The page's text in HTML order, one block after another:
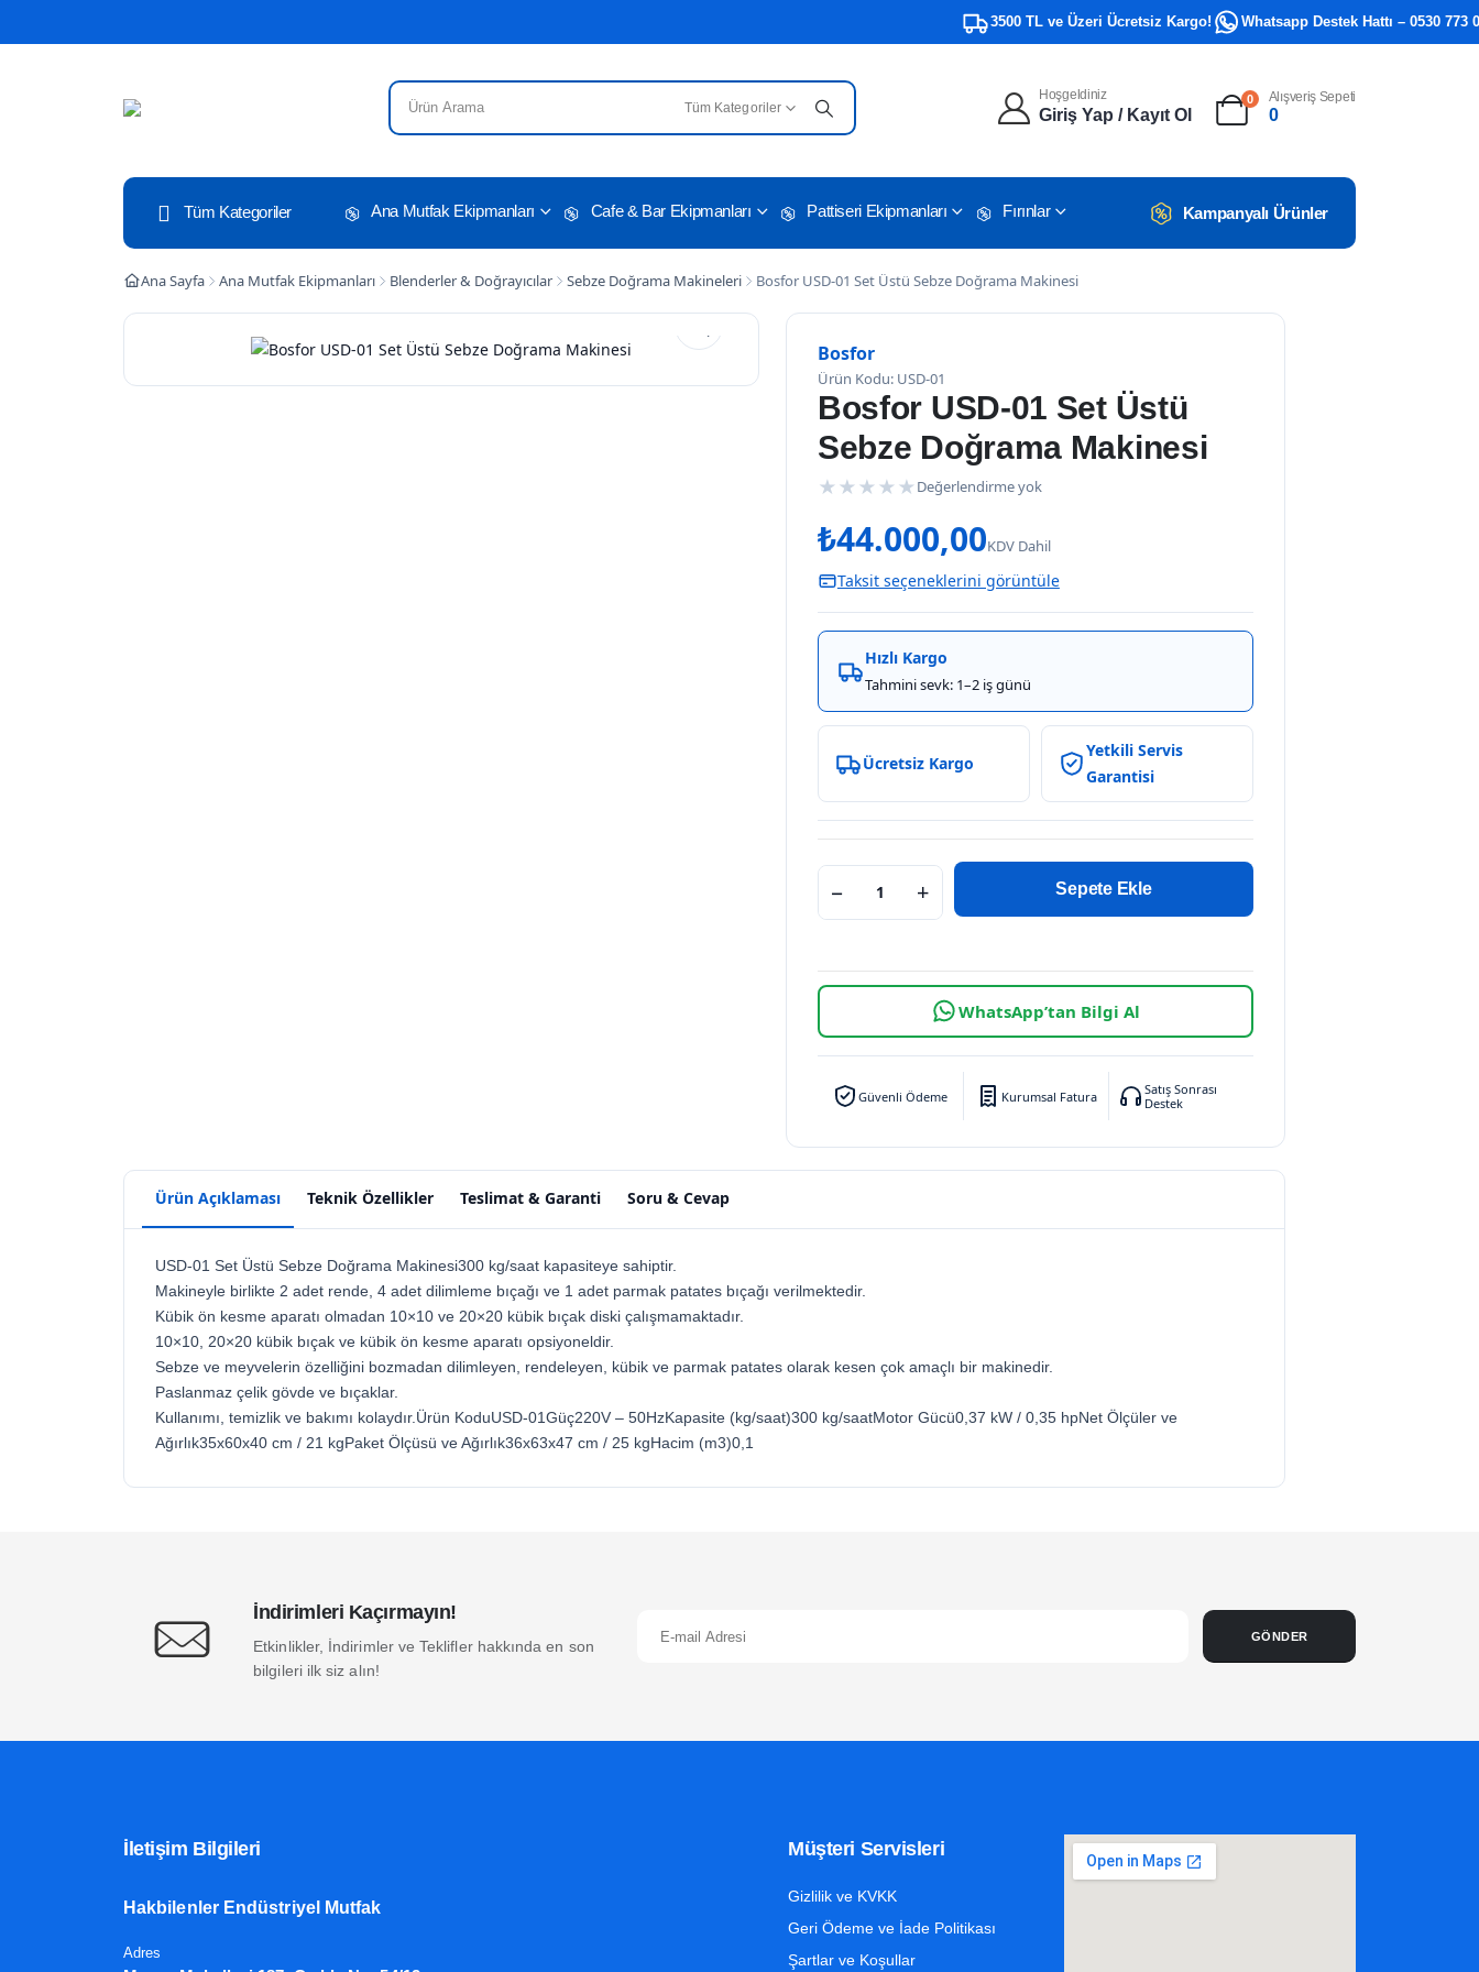
3500 TL ve Üzeri Ücretsiz Kargo! Whatsapp Destek Hattı – 0530 773 0581
Tüm Kategoriler
Hoşgeldiniz
Giriş Yap / Kayıt Ol
0 Alışveriş Sepeti
0
Tüm Kategoriler Ana Mutfak Ekipmanları Cafe & Bar Ekipmanları Pattiseri Ekipmanları Fırınlar Kampanyalı Ürünler
Ana Sayfa Ana Mutfak Ekipmanları Blenderler & Doğrayıcılar Sebze Doğrama Makineleri Bosfor USD-01 Set Üstü Sebze Doğrama Makinesi
Bosfor
Ürün Kodu: USD-01
Bosfor USD-01 Set Üstü
Sebze Doğrama Makinesi
★ ★ ★ ★ ★ Değerlendirme yok
₺44.000,00KDV Dahil
Taksit seçeneklerini görüntüle
Hızlı Kargo
Tahmini sevk: 1–2 iş günü
Ücretsiz Kargo
Yetkili Servis
Garantisi
− + Sepete Ekle
WhatsApp’tan Bilgi Al
Güvenli Ödeme Kurumsal Fatura
Satış Sonrası
Destek
Ürün Açıklaması Teknik Özellikler Teslimat & Garanti Soru & Cevap
USD-01 Set Üstü Sebze Doğrama Makinesi300 kg/saat kapasiteye sahiptir.
Makineyle birlikte 2 adet rende, 4 adet dilimleme bıçağı ve 1 adet parmak patates bıçağı verilmektedir.
Kübik ön kesme aparatı olmadan 10×10 ve 20×20 kübik bıçak diski çalışmamaktadır.
10×10, 20×20 kübik bıçak ve kübik ön kesme aparatı opsiyoneldir.
Sebze ve meyvelerin özelliğini bozmadan dilimleyen, rendeleyen, kübik ve parmak patates olarak kesen çok amaçlı bir makinedir.
Paslanmaz çelik gövde ve bıçaklar.
Kullanımı, temizlik ve bakımı kolaydır.Ürün KoduUSD-01Güç220V – 50HzKapasite (kg/saat)300 kg/saatMotor Gücü0,37 kW / 0,35 hpNet Ölçüler ve
Ağırlık35x60x40 cm / 21 kgPaket Ölçüsü ve Ağırlık36x63x47 cm / 25 kgHacim (m3)0,1
İndirimleri Kaçırmayın!
Etkinlikler, İndirimler ve Teklifler hakkında en son
bilgileri ilk siz alın!
GÖNDER
İletişim Bilgileri
Hakbilenler Endüstriyel Mutfak
Adres
Müşteri Servisleri
Gizlilik ve KVKK
Geri Ödeme ve İade Politikası
Şartlar ve Koşullar